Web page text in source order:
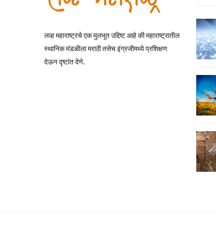
लव्ह महाराष्ट्रचे एक मुलभूत उद्दिष्ट आहे की महाराष्ट्रातील
स्थानिक मंडळीला मराठी तसेच इंग्रजीमध्ये प्रशिक्षण
देऊन दृष्टांत देणे.